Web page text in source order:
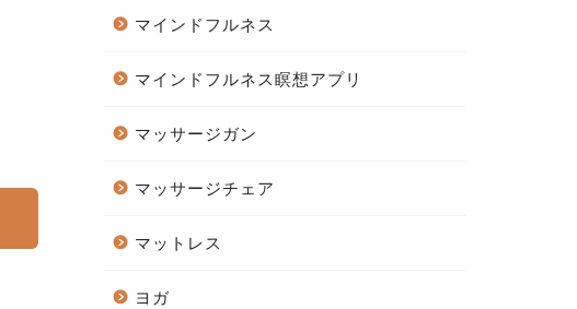
マインドフルネス
マインドフルネス瞑想アプリ
マッサージガン
マッサージチェア
マットレス
ヨガ